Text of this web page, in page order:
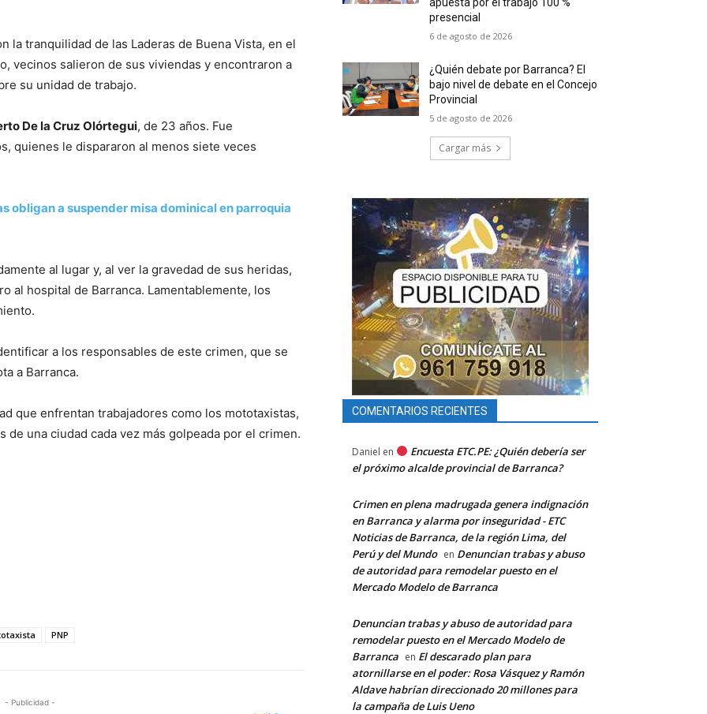
la tranquilidad de las Laderas de Buena Vista, en el
vecinos salieron de sus viviendas y encontraron a
su unidad de trabajo.
De la Cruz Olórtegui, de 23 años. Fue
quienes le dispararon al menos siete veces
obligan a suspender misa dominical en parroquia
al lugar y, al ver la gravedad de sus heridas,
al hospital de Barranca. Lamentablemente, los
a los responsables de este crimen, que se
a Barranca.
que enfrentan trabajadores como los mototaxistas,
una ciudad cada vez más golpeada por el crimen.
PNP
- Publicidad -
presencial
6 de agosto de 2026
¿Quién debate por Barranca? El
bajo nivel de debate en el Concejo
Provincial
5 de agosto de 2026
Cargar más
COMENTARIOS RECIENTES
Daniel en
Encuesta ETC.PE: ¿Quién debería ser
el próximo alcalde provincial de Barranca?
Crimen en plena madrugada genera indignación
en Barranca y alarma por inseguridad - ETC
Noticias de Barranca, de la región Lima, del
Perú y del Mundo en Denuncian trabas y abuso
de autoridad para remodelar puesto en el
Mercado Modelo de Barranca
Denuncian trabas y abuso de autoridad para
remodelar puesto en el Mercado Modelo de
Barranca en El descarado plan para
atornillarse en el poder: Rosa Vásquez y Ramón
Aldave habrían direccionado 20 millones para
la campaña de Luis Ueno